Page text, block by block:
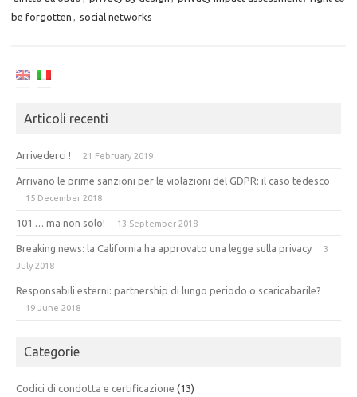
be forgotten , social networks
Articoli recenti
Arrivederci ! 21 February 2019
Arrivano le prime sanzioni per le violazioni del GDPR: il caso tedesco
15 December 2018
101 … ma non solo! 13 September 2018
Breaking news: la California ha approvato una legge sulla privacy
3
July 2018
Responsabili esterni: partnership di lungo periodo o scaricabarile?
19 June 2018
Categorie
Codici di condotta e certificazione (13)